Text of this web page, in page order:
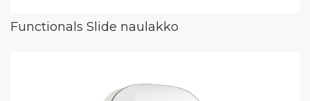
Functionals Slide naulakko